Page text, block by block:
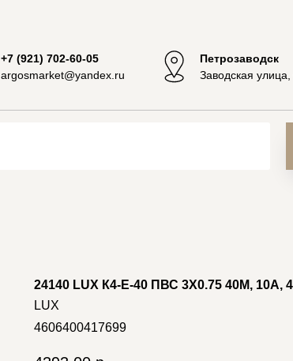
+7 (921) 702-60-05
argosmarket@yandex.ru
Петрозаводск
Заводская улица,
24140 LUX К4-Е-40 ПВС 3X0.75 40М,
LUX
4606400417699